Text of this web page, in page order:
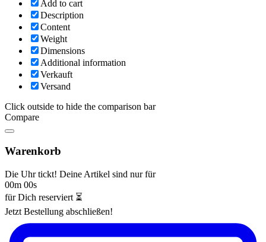
Add to cart
Description
Content
Weight
Dimensions
Additional information
Verkauft
Versand
Click outside to hide the comparison bar
Compare
Warenkorb
Die Uhr tickt! Deine Artikel sind nur für
00m 00s
für Dich reserviert ⏳
Jetzt Bestellung abschließen!